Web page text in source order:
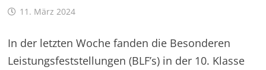
11. März 2024
In der letzten Woche fanden die Besonderen
Leistungsfeststellungen (BLF’s) in der 10. Klasse